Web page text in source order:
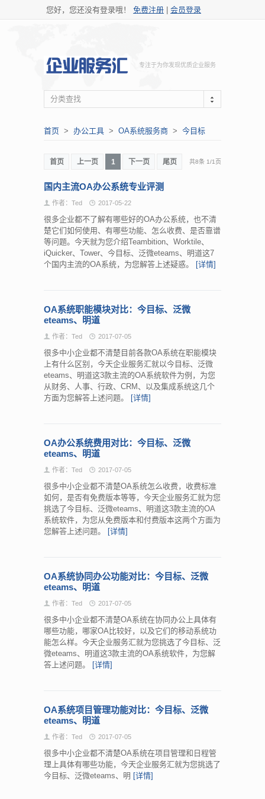
您好，您还没有登录哦！ 免费注册 会员登录
专注于为你发现优质企业服务
分类查找
首页 > 办公工具 > OA系统服务商 > 今目标
首页 上一页 1 下一页 尾页 共8条 1/1页
国内主流OA办公系统专业评测
作者：Ted 2017-05-22
很多企业都不了解有哪些好的OA办公系统，也不清
楚它们如何使用、有哪些功能、怎么收费、是否靠谱
等问题。今天就为您介绍Teambition、Worktile、
iQuicker、Tower、今目标、泛微eteams、明道这7
个国内主流的OA系统，为您解答上述疑惑。 [详情]
OA系统职能模块对比：今目标、泛微
eteams、明道
作者：Ted 2017-07-05
很多中小企业都不清楚目前各款OA系统在职能模块
上有什么区别，今天企业服务汇就以今目标、泛微
eteams、明道这3款主流的OA系统软件为例，为您
从财务、人事、行政、CRM、以及集成系统这几个
方面为您解答上述问题。 [详情]
OA办公系统费用对比：今目标、泛微
eteams、明道
作者：Ted 2017-07-05
很多中小企业都不清楚OA系统怎么收费，收费标准
如何，是否有免费版本等等，今天企业服务汇就为您
挑选了今目标、泛微eteams、明道这3款主流的OA
系统软件，为您从免费版本和付费版本这两个方面为
您解答上述问题。 [详情]
OA系统协同办公功能对比：今目标、泛微
eteams、明道
作者：Ted 2017-07-05
很多中小企业都不清楚OA系统在协同办公上具体有
哪些功能，哪家OA比较好，以及它们的移动系统功
能怎么样。今天企业服务汇就为您挑选了今目标、泛
微eteams、明道这3款主流的OA系统软件，为您解
答上述问题。 [详情]
OA系统项目管理功能对比：今目标、泛微
eteams、明道
作者：Ted 2017-07-05
很多中小企业都不清楚OA系统在项目管理和日程管
理上具体有哪些功能，今天企业服务汇就为您挑选了
今目标、泛微eteams、明 [详情]